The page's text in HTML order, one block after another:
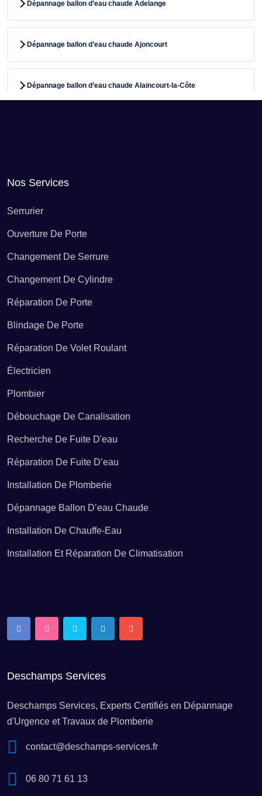
Dépannage ballon d’eau chaude Adelange
Dépannage ballon d’eau chaude Ajoncourt
Dépannage ballon d’eau chaude Alaincourt-la-Côte
Dépannage ballon d’eau chaude Alsting
Dépannage ballon d’eau chaude Alzing
Dépannage ballon d’eau chaude Amanvillers
Dépannage ballon d’eau chaude Amelécourt
Dépannage ballon d’eau chaude Ancy-Dornot
Dépannage ballon d’eau chaude Antilly
Dépannage ballon d’eau chaude Apach
Dépannage ballon d’eau chaude Arraincourt
Dépannage ballon d’eau chaude Argancy
Nos Services
Serrurier
Ouverture De Porte
Changement De Serrure
Changement De Cylindre
Réparation De Porte
Blindage De Porte
Réparation De Volet Roulant
Électricien
Plombier
Débouchage De Canalisation
Recherche De Fuite D'eau
Réparation De Fuite D’eau
Installation De Plomberie
Dépannage Ballon D’eau Chaude
Installation De Chauffe-Eau
Installation Et Réparation De Climatisation
Deschamps Services
Deschamps Services, Experts Certifiés en Dépannage
d'Urgence et Travaux de Plomberie
contact@deschamps-services.fr
06 80 71 61 13